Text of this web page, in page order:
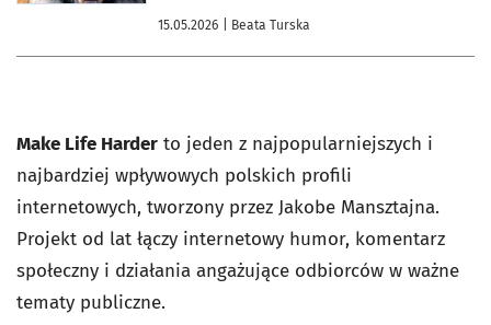
15.05.2026 | Beata Turska
Make Life Harder to jeden z najpopularniejszych i
najbardziej wpływowych polskich profili
internetowych, tworzony przez Jakobe Mansztajna.
Projekt od lat łączy internetowy humor, komentarz
społeczny i działania angażujące odbiorców w ważne
tematy publiczne.